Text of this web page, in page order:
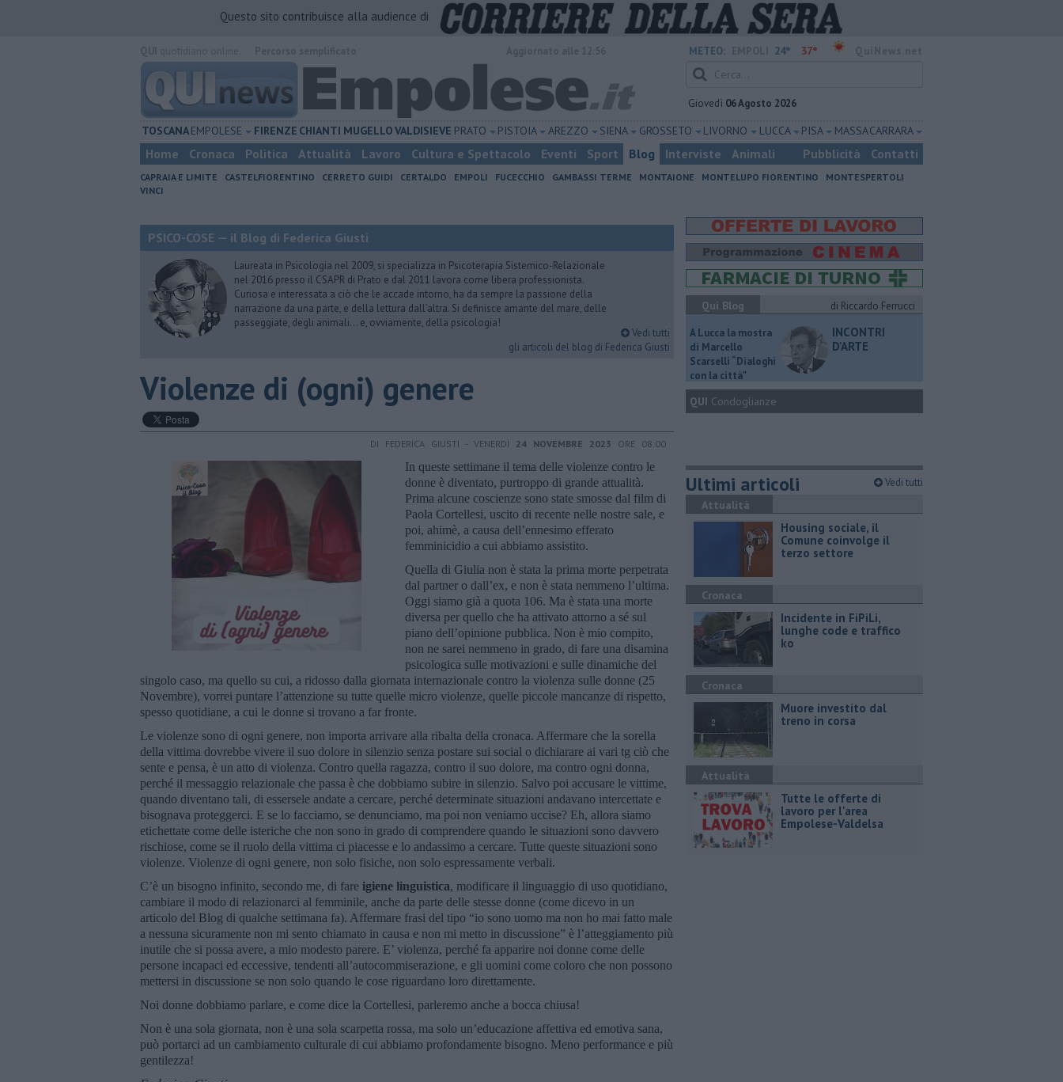
Questo sito contribuisce alla audience di
METEO: 24° 37°
Giovedì 06 Agosto 2026
TOSCANAEMPOLESE FIRENZE CHIANTI MUGELLOVALDISIEVE PRATO PISTOIA AREZZO SIENA GROSSETO LIVORNO LUCCA PISA MASSA CARRARA
Home Cronaca Politica Attualità Lavoro Cultura e Spettacolo Eventi Sport Blog Interviste Animali Pubblicità Contatti
CAPRAIA E LIMITE CASTELFIORENTINO CERRETO GUIDI CERTALDO EMPOLI FUCECCHIO GAMBASSI TERME MONTAIONE MONTELUPO FIORENTINO
MONTESPERTOLI
VINCI
PSICO-COSE — il Blog di Federica Giusti
Laureata in Psicologia nel 2009, si specializza in Psicoterapia Sistemico-Relazionale
nel 2016 presso il CSAPR di Prato e dal 2011 lavora come libera professionista.
Curiosa e interessata a ciò che le accade intorno, ha da sempre la passione della
narrazione da una parte, e della lettura dall’altra. Si definisce amante del mare, delle
passeggiate, degli animali… e, ovviamente, della psicologia!
Vedi tutti
gli articoli del blog di Federica Giusti
Violenze di (ogni) genere
DI FEDERICA GIUSTI - VENERDÌ 24 NOVEMBRE 2023 ORE 08:00
In queste settimane il tema delle violenze contro le
donne è diventato, purtroppo di grande attualità.
Prima alcune coscienze sono state smosse dal film di
Paola Cortellesi, uscito di recente nelle nostre sale, e
poi, ahimè, a causa dell’ennesimo efferato
femminicidio a cui abbiamo assistito.
Quella di Giulia non è stata la prima morte perpetrata
dal partner o dall’ex, e non è stata nemmeno l’ultima.
Oggi siamo già a quota 106. Ma è stata una morte
diversa per quello che ha attivato attorno a sé sul
piano dell’opinione pubblica. Non è mio compito,
non ne sarei nemmeno in grado, di fare una disamina
psicologica sulle motivazioni e sulle dinamiche del
singolo caso, ma quello su cui, a ridosso dalla giornata internazionale contro la violenza sulle donne (25
Novembre), vorrei puntare l’attenzione su tutte quelle micro violenze, quelle piccole mancanze di rispetto,
spesso quotidiane, a cui le donne si trovano a far fronte.
Le violenze sono di ogni genere, non importa arrivare alla ribalta della cronaca. Affermare che la sorella
della vittima dovrebbe vivere il suo dolore in silenzio senza postare sui social o dichiarare ai vari tg ciò che
sente e pensa, è un atto di violenza. Contro quella ragazza, contro il suo dolore, ma contro ogni donna,
perché il messaggio relazionale che passa è che dobbiamo subire in silenzio. Salvo poi accusare le vittime,
quando diventano tali, di essersele andate a cercare, perché determinate situazioni andavano intercettate e
bisognava proteggerci. E se lo facciamo, se denunciamo, ma poi non veniamo uccise? Eh, allora siamo
etichettate come delle isteriche che non sono in grado di comprendere quando le situazioni sono davvero
rischiose, come se il ruolo della vittima ci piacesse e lo andassimo a cercare. Tutte queste situazioni sono
violenze. Violenze di ogni genere, non solo fisiche, non solo espressamente verbali.
C’è un bisogno infinito, secondo me, di fare igiene linguistica, modificare il linguaggio di uso quotidiano,
cambiare il modo di relazionarci al femminile, anche da parte delle stesse donne (come dicevo in un
articolo del Blog di qualche settimana fa). Affermare frasi del tipo “io sono uomo ma non ho mai fatto male
a nessuna sicuramente non mi sento chiamato in causa e non mi metto in discussione” è l’atteggiamento più
inutile che si possa avere, a mio modesto parere. E’ violenza, perché fa apparire noi donne come delle
persone incapaci ed eccessive, tendenti all’autocommiserazione, e gli uomini come coloro che non possono
mettersi in discussione se non solo quando le cose riguardano loro direttamente.
Noi donne dobbiamo parlare, e come dice la Cortellesi, parleremo anche a bocca chiusa!
Non è una sola giornata, non è una sola scarpetta rossa, ma solo un’educazione affettiva ed emotiva sana,
può portarci ad un cambiamento culturale di cui abbiamo profondamente bisogno. Meno performance e più
gentilezza!
Qui Blog
di Riccardo Ferrucci
A Lucca la mostra
di Marcello
Scarselli “Dialoghi
con la città"
INCONTRI
D'ARTE
QUI Condoglianze
Ultimi articoli Vedi tutti
Attualità
​Housing sociale, il
Comune coinvolge il
terzo settore
Cronaca
Incidente in FiPiLi,
lunghe code e traffico
ko
Cronaca
Muore investito dal
treno in corsa
Attualità
​Tutte le offerte di
lavoro per l'area
Empolese-Valdelsa